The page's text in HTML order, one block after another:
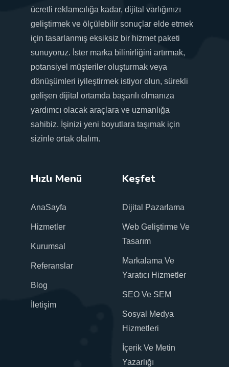
ücretli reklamcılığa kadar, dijital varlığınızı
geliştirmek ve ölçülebilir sonuçlar elde etmek
için tasarlanmış eksiksiz bir hizmet paketi
sunuyoruz. İster marka bilinirliğini artırmak,
potansiyel müşteriler oluşturmak veya
dönüşümleri iyileştirmek istiyor olun, sürekli
gelişen dijital ortamda başarılı olmanıza
yardımcı olacak araçlara ve uzmanlığa
sahibiz. İşinizi yeni boyutlara taşımak için
sizinle ortak olalım.
Hızlı Menü
AnaSayfa
Hizmetler
Kurumsal
Referanslar
Blog
İletişim
Keşfet
Dijital Pazarlama
Web Geliştirme Ve
Tasarım
Markalama Ve
Yaratıcı Hizmetler
SEO Ve SEM
Sosyal Medya
Hizmetleri
İçerik Ve Metin
Yazarlığı